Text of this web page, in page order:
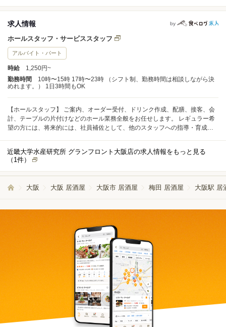
求人情報 by
ホールスタッフ・サービススタッフ
アルバイト・パート
時給
1,250円~
勤務時間
10時〜15時 17時〜23時 （シフト制、勤務時間は相談しながら決
めれます。） 1日3時間もOK
【ホールスタッフ】 ご案内、オーダー受付、ドリンク作成、配膳、接客、会
計、テーブルの片付けなどのホール業務全般をお任せします。 レギュラー希
望の方には、将来的には、社員補佐として、他のスタッフへの指導・育成な
近畿大学水産研究所 グランフロント大阪店の求人情報をもっと見る
（ 1件）
大阪 大阪 居酒屋 大阪市 居酒屋 梅田 居酒屋 大阪駅 居